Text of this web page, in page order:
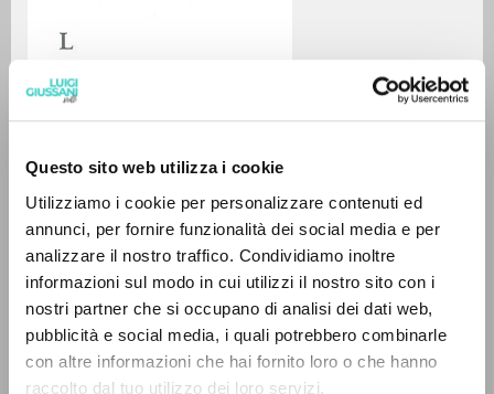
Questo sito web utilizza i cookie
Utilizziamo i cookie per personalizzare contenuti ed
annunci, per fornire funzionalità dei social media e per
analizzare il nostro traffico. Condividiamo inoltre
informazioni sul modo in cui utilizzi il nostro sito con i
nostri partner che si occupano di analisi dei dati web,
pubblicità e social media, i quali potrebbero combinarle
con altre informazioni che hai fornito loro o che hanno
raccolto dal tuo utilizzo dei loro servizi.
Giussani LuigiAutor
BÚSQUEDA AVANZADA »
0DOCUMENTOS ENCONTRADOS